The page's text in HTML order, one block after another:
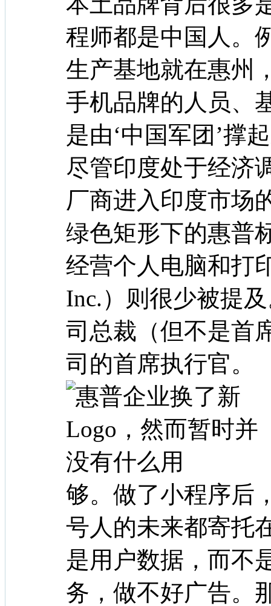
程师都是中国人。
生产基地就在惠州
手机品牌的人员、
是由‘中国军团’撑
尽管印度处于经济
厂商进入印度市
绿色矩形下的惠普
经营个人电脑和打
Inc.）则很少被提
司总裁（但不是首
司的首席执行官。
够。做了小程序后
号人的未来都寄托
是用户数据，而不
务，做不好广告。